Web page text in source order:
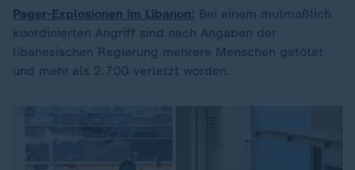
Pager-Explosionen im Libanon: Bei einem mutmaßlich
koordinierten Angriff sind nach Angaben der
libanesischen Regierung mehrere Menschen getötet
und mehr als 2.700 verletzt worden.